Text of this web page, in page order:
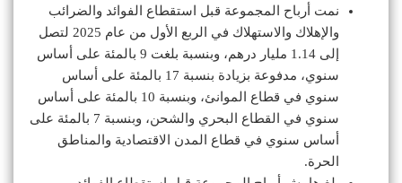
نمت أرباح المجموعة قبل استقطاع الفوائد والضرائب
والإهلاك والاستهلاك في الربع الأول من عام 2025 لتصل
إلى 1.14 مليار درهم، وبنسبة بلغت 9 بالمئة على أساس
سنوي، مدفوعة بزيادة بنسبة 17 بالمئة على أساس
سنوي في قطاع الموانئ، وبنسبة 10 بالمئة على أساس
سنوي في القطاع البحري والشحن، وبنسبة 7 بالمئة على
أساس سنوي في قطاع المدن الاقتصادية والمناطق
الحرة.